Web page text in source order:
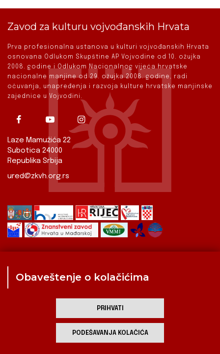
Zavod za kulturu vojvođanskih Hrvata
Prva profesionalna ustanova u kulturi vojvođanskih Hrvata
osnovana Odlukom Skupštine AP Vojvodine od 10. ožujka
2008. godine i Odlukom Nacionalnog vijeća hrvatske
nacionalne manjine od 29. ožujka 2008. godine, radi
očuvanja, unapređenja i razvoja kulture hrvatske manjinske
zajednice u Vojvodini.
Laze Mamužića 22
Subotica 24000
Republika Srbija
ured@zkvh.org.rs
Kulturna scena
Zavod za kulturu vojvođanskih Hrvata
Obaveštenje o kolačićima
PRIHVATI
PODEŠAVANJA KOLAČIĆA